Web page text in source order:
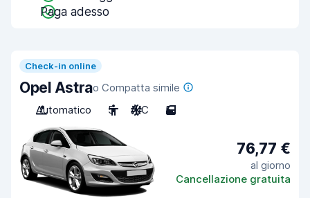
Paga adesso
Check-in online
Opel Astrao Compatta simile
Automatico
5 A/C 5
76,77 €
al giorno
Cancellazione gratuita